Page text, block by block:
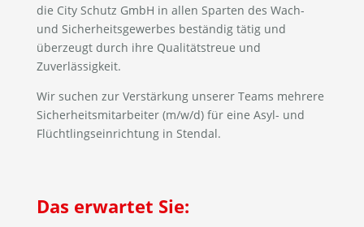
die City Schutz GmbH in allen Sparten des Wach-
und Sicherheitsgewerbes beständig tätig und
überzeugt durch ihre Qualitätstreue und
Zuverlässigkeit.
Wir suchen zur Verstärkung unserer Teams mehrere
Sicherheitsmitarbeiter (m/w/d) für eine Asyl- und
Flüchtlingseinrichtung in Stendal.
Das erwartet Sie: